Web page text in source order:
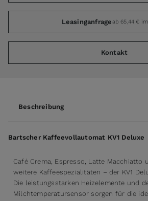
Leasinganfrageab 65,44 €
Kontakt
Beschreibung
Bartscher Kaffeevollautomat KV1 Deluxe
Café Crema, Espresso, Latte Macchiatto
weitere Kaffeespezialitäten – der KV1
Die leistungsstarken Heizelemente und
Milchtemperatursensor sorgen für die